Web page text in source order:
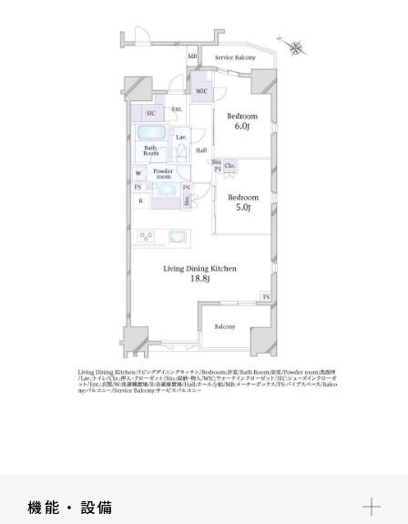
お問い合わせ、心よりお待ちしております。
機能・設備